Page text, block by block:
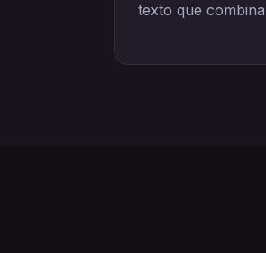
texto que